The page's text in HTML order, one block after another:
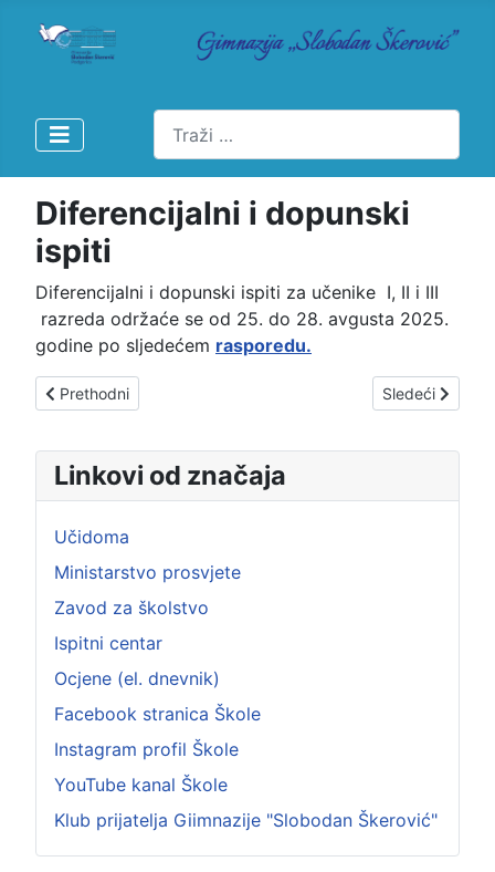
Pretraži
Diferencijalni i dopunski
ispiti
Diferencijalni i dopunski ispiti za učenike I, II i III
razreda održaće se od 25. do 28. avgusta 2025.
godine po sljedećem rasporedu.
Prethodni članak: Poziv za prijavljivanje za obuku za
Prethodni Sledeći
Sledeći
Linkovi od značaja
Učidoma
Ministarstvo prosvjete
Zavod za školstvo
Ispitni centar
Ocjene (el. dnevnik)
Facebook stranica Škole
Instagram profil Škole
YouTube kanal Škole
Klub prijatelja Giimnazije "Slobodan Škerović"